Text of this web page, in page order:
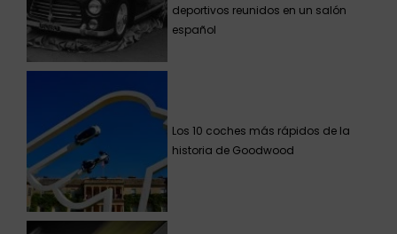
deportivos reunidos en un salón
español
Los 10 coches más rápidos de la
historia de Goodwood